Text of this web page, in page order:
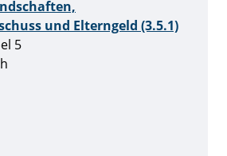
und Elterngeld (3.5.1)
Hausnummer:
5